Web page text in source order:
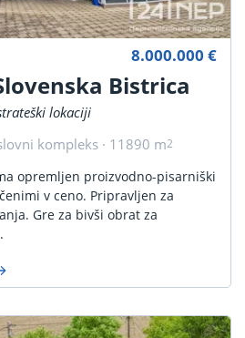
Bistrica
lokaciji
kompleks · 11890 m2
8.000.000 €
opremljen proizvodno-pisarniški
v ceno. Pripravljen za
Gre za bivši obrat za